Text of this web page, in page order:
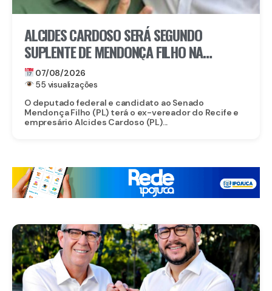
ALCIDES CARDOSO SERÁ SEGUNDO
SUPLENTE DE MENDONÇA FILHO NA
DISPUTA PELO SENADO
07/08/2026
55 visualizações
O deputado federal e candidato ao Senado
Mendonça Filho (PL) terá o ex-vereador do Recife e
empresário Alcides Cardoso (PL)...